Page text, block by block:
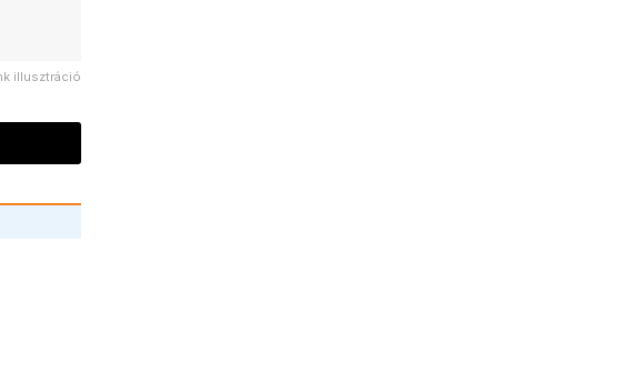
illusztráció